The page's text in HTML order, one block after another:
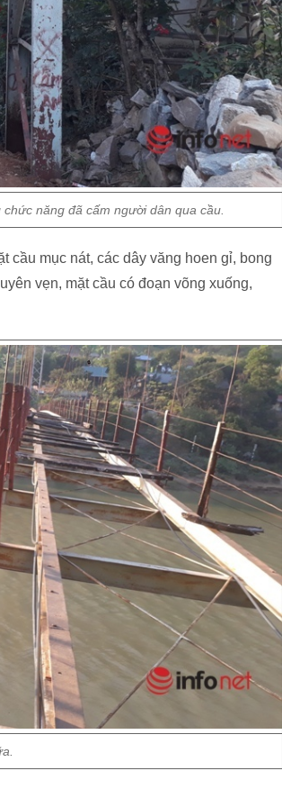
năng đã cấm người dân qua cầu.
cầu mục nát, các dây văng hoen gỉ, bong
vẹn, mặt cầu có đoạn võng xuống,